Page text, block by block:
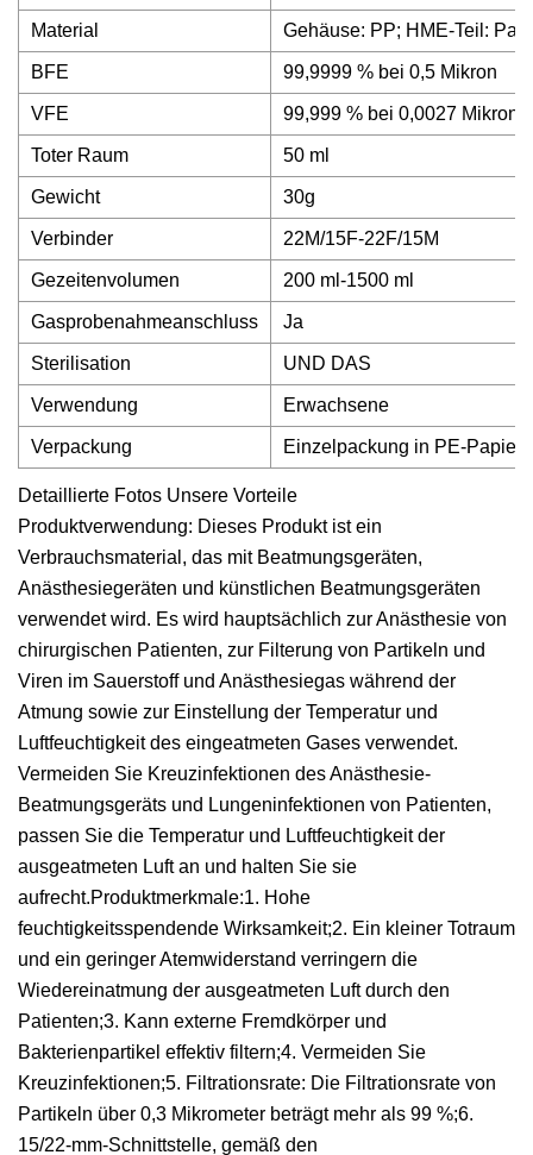
Material Gehäuse: PP; HME-Teil:
BFE 99,9999 % bei 0,5 Mikron
VFE 99,999 % bei 0,0027 Mikron
Toter Raum 50 ml
Gewicht 30g
Verbinder 22M/15F-22F/15M
Gezeitenvolumen 200 ml-1500 ml
Gasprobenahmeanschluss Ja
Sterilisation UND DAS
Verwendung Erwachsene
Verpackung Einzelpackung in PE-
Detaillierte Fotos Unsere Vorteile
Produktverwendung: Dieses Produkt ist ein
Verbrauchsmaterial, das mit Beatmungsgeräten,
Anästhesiegeräten und künstlichen Beatmungsgeräten
verwendet wird. Es wird hauptsächlich zur Anästhesie von
chirurgischen Patienten, zur Filterung von Partikeln und
Viren im Sauerstoff und Anästhesiegas während der
Atmung sowie zur Einstellung der Temperatur und
Luftfeuchtigkeit des eingeatmeten Gases verwendet.
Vermeiden Sie Kreuzinfektionen des Anästhesie-
Beatmungsgeräts und Lungeninfektionen von Patienten,
passen Sie die Temperatur und Luftfeuchtigkeit der
ausgeatmeten Luft an und halten Sie sie
aufrecht.Produktmerkmale:1. Hohe
feuchtigkeitsspendende Wirksamkeit;2. Ein kleiner Totraum
und ein geringer Atemwiderstand verringern die
Wiedereinatmung der ausgeatmeten Luft durch den
Patienten;3. Kann externe Fremdkörper und
Bakterienpartikel effektiv filtern;4. Vermeiden Sie
Kreuzinfektionen;5. Filtrationsrate: Die Filtrationsrate von
Partikeln über 0,3 Mikrometer beträgt mehr als 99 %;6.
15/22-mm-Schnittstelle, gemäß den